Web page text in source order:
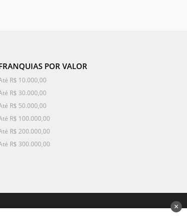
POR VALOR
R$ 10.000,00
R$ 30.000,00
R$ 50.000,00
R$ 100.000,00
R$ 200.000,00
R$ 300.000,00
✕